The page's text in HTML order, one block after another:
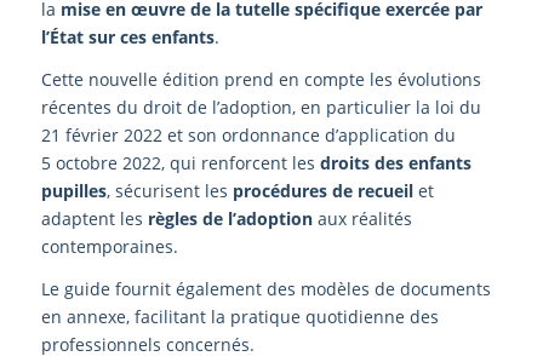
la mise en œuvre de la tutelle spécifique exercée par
l’État sur ces enfants.
Cette nouvelle édition prend en compte les évolutions
récentes du droit de l’adoption, en particulier la loi du
21 février 2022 et son ordonnance d’application du
5 octobre 2022, qui renforcent les droits des enfants
pupilles, sécurisent les procédures de recueil et
adaptent les règles de l’adoptionaux réalités
contemporaines.
Le guide fournit également des modèles de documents
en annexe, facilitant la pratique quotidienne des
professionnels concernés.